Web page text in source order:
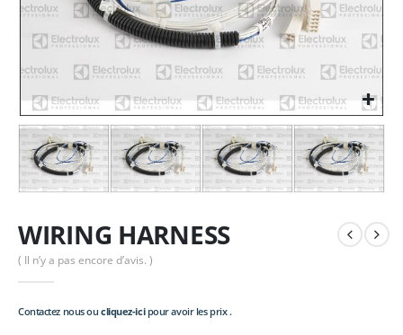
WIRING HARNESS
( Il n’y a pas encore d’avis. )
Contactez nous ou cliquez-icipour avoir les prix .